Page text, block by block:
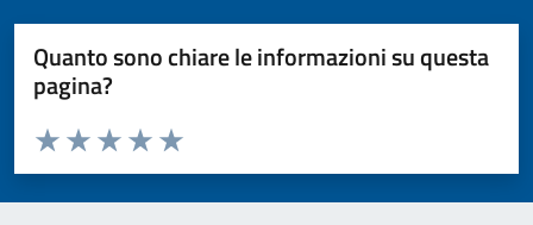
Quanto sono chiare le informazioni su questa
pagina?
Valuta da 1 a 5 stelle la pagina
Valuta 5 stelle su 5
Valuta 4 stelle su 5
Valuta 3 stelle su 5
Valuta 2 stelle su 5
Valuta 1 stelle su 5